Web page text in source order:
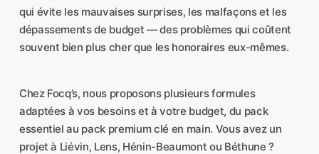
qui évite les mauvaises surprises, les malfaçons et les
dépassements de budget — des problèmes qui coûtent
souvent bien plus cher que les honoraires eux-mêmes.
Chez Focq’s, nous proposons plusieurs formules
adaptées à vos besoins et à votre budget, du pack
essentiel au pack premium clé en main. Vous avez un
projet à Liévin, Lens, Hénin-Beaumont ou Béthune ?